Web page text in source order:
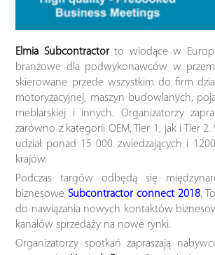
Elmia Subcontractorto wiodące w
branżowe dla podwykonawców w
skierowane przede wszystkim do firm
motoryzacyjnej, maszyn budowlanych,
meblarskiej i innych. Organizatorzy
zarówno z kategorii OEM, Tier 1, jak i Tier
udział ponad 15 000 zwiedzających i
krajów.
Podczas targów odbędą się
biznesoweSubcontractor connect 2018.
do nawiązania nowych kontaktów
kanałów sprzedaży na nowe rynki.
Organizatorzy spotkań zapraszają